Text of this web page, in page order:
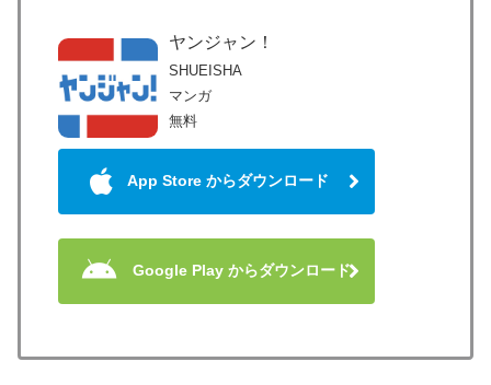
ヤンジャン！
SHUEISHA
マンガ
無料
App Store からダウンロード
Google Play からダウンロード